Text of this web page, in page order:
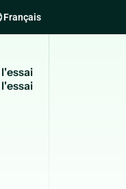
Français
l'essai